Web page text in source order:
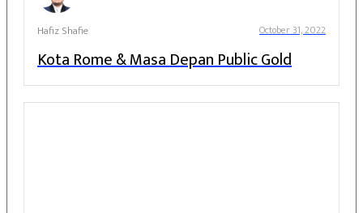
Hafiz Shafie October 31, 2022
Kota Rome & Masa Depan Public Gold